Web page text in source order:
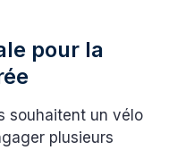
pour la
souhaitent un vélo
plusieurs